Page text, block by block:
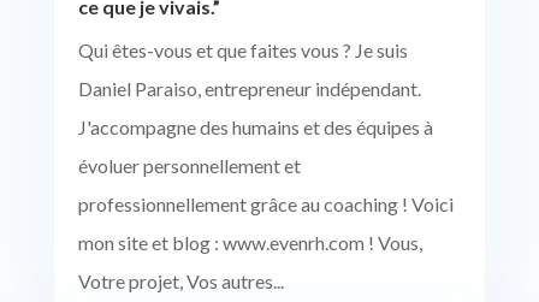
ce que je vivais.”
Qui êtes-vous et que faites vous ? Je suis
Daniel Paraiso, entrepreneur indépendant.
J'accompagne des humains et des équipes à
évoluer personnellement et
professionnellement grâce au coaching ! Voici
mon site et blog : www.evenrh.com ! Vous,
Votre projet, Vos autres...